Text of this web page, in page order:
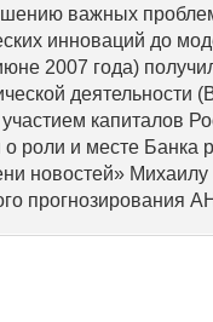
важных
инноваций до
2007 года)
деятельности
капиталов
роли и месте Банка
новостей» Михаилу
прогнозирования